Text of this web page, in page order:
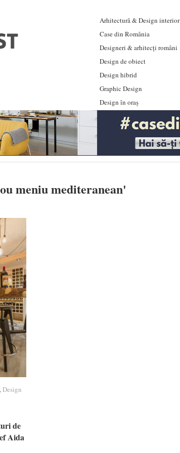
Arhitectură & Design interior
Case din România
Designeri & arhitecți români
Design de obiect
Design hibrid
Graphic Design
Design în oraș
meniu mediteranean'
Design
de
Aida
Design
de
Aida